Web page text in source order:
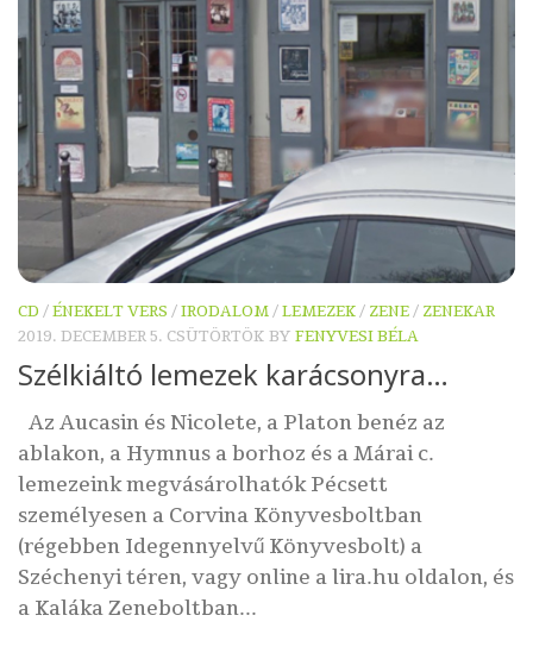
CD /ÉNEKELT VERS /IRODALOM/LEMEZEK/ ZENE/ ZENEKAR
2019. DECEMBER 5. CSÜTÖRTÖK BY FENYVESI BÉLA
Szélkiáltó lemezek karácsonyra…
Az Aucasin és Nicolete, a Platon benéz az
ablakon, a Hymnus a borhoz és a Márai c.
lemezeink megvásárolhatók Pécsett
személyesen a Corvina Könyvesboltban
(régebben Idegennyelvű Könyvesbolt) a
Széchenyi téren, vagy online a lira.hu oldalon, és
a Kaláka Zeneboltban...